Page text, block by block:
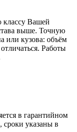
классу Вашей
выше. Точную
или кузова: объём
Работы
в гарантийном
указаны в